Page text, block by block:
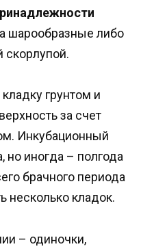
шарообразные либо
скорлупой.
грунтом и
за счет
Инкубационный
но иногда – полгода
брачного периода
несколько кладок.
– одиночки,